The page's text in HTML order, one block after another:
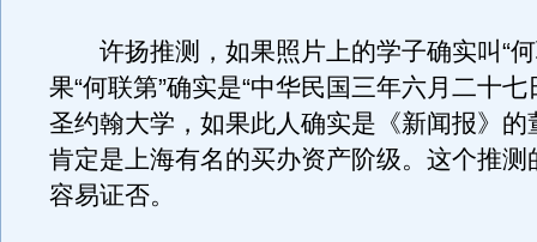
许扬推测，如果照片上的学子确实叫“何
果“何联第”确实是“中华民国三年六月二十七
圣约翰大学，如果此人确实是《新闻报》的
肯定是上海有名的买办资产阶级。这个推测
容易证否。